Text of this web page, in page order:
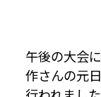
午後の大会
作さんの元